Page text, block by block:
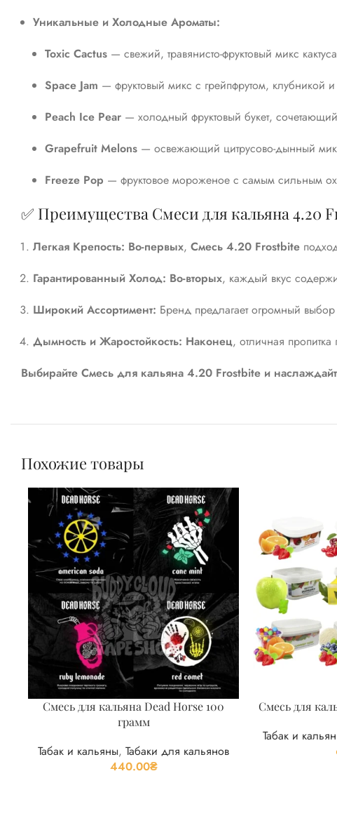
Уникальные и Холодные Ароматы:
Toxic Cactus — свежий, травянисто-фруктовый микс
Space Jam — фруктовый микс с грейпфрутом, клубникой
Peach Ice Pear — холодный фруктовый букет,
Grapefruit Melons — освежающий цитрусово-дынный
Freeze Pop — фруктовое мороженое с самым сильным
✅ Преимущества Смеси для кальяна 4.20
Легкая Крепость: Во-первых, Смесь 4.20 Frostbite
Гарантированный Холод: Во-вторых, каждый вкус
Широкий Ассортимент: Бренд предлагает огромный
Дымность и Жаростойкость: Наконец, отличная пропитка
Выбирайте Смесь для кальяна 4.20 Frostbite и
Похожие товары
Смесь для кальяна Dead Horse 100
грамм
Табак и кальяны, Табаки для кальянов
440.00₴
Смесь для
Табак и